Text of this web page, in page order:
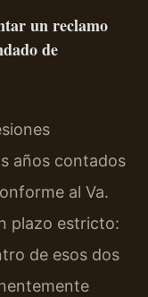
un reclamo
de
años contados
al Va.
plazo estricto:
de esos dos